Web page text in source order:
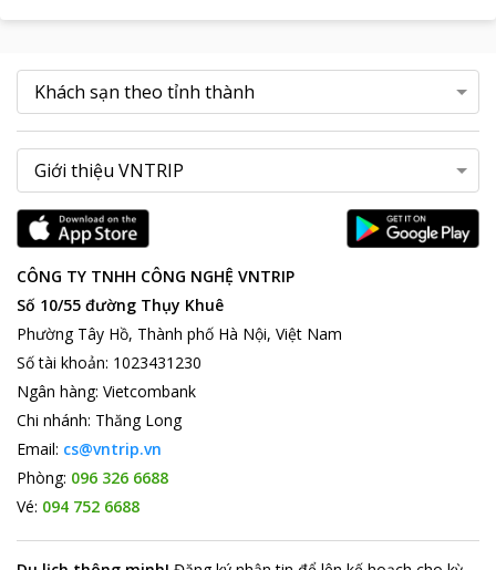
CÔNG TY TNHH CÔNG NGHỆ VNTRIP
Số 10/55 đường Thụy Khuê
Phường Tây Hồ, Thành phố Hà Nội, Việt Nam
Số tài khoản: 1023431230
Ngân hàng: Vietcombank
Chi nhánh: Thăng Long
Email: cs@vntrip.vn
Phòng: 096 326 6688
Vé: 094 752 6688